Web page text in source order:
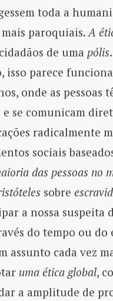
toda a
paroquiais. A
de uma pólis
isso parece
onde as pessoas
se comunicam
radicalmente
sociais
das pessoas no
sobre
a nossa suspeita
do tempo ou do
assunto cada vez
uma ética global,
a amplitude de